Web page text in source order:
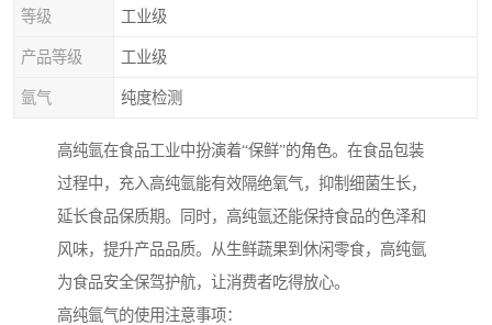
等级 工业级
产品等级 工业级
氩气 纯度检测
高纯氩在食品工业中扮演着“保鲜”的角色。在食品包装
过程中，充入高纯氩能有效隔绝氧气，抑制细菌生长，
延长食品保质期。同时，高纯氩还能保持食品的色泽和
风味，提升产品品质。从生鲜蔬果到休闲零食，高纯氩
为食品安全保驾护航，让消费者吃得放心。
高纯氩气的使用注意事项：